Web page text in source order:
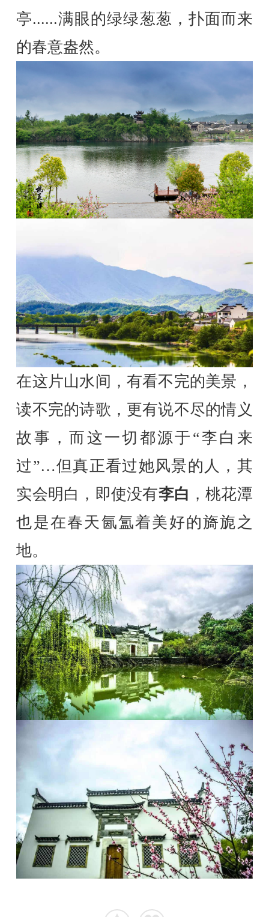
亭......满眼的绿绿葱葱，扑面而来
的春意盎然。
在这片山水间，有看不完的美景，
读不完的诗歌，更有说不尽的情义
故事，而这一切都源于“李白来
过”…但真正看过她风景的人，其
实会明白，即使没有李白 ，桃花潭
也是在春天氤氲着美好的旖旎之
地。